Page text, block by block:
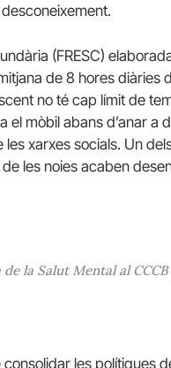
(FRESC)
de 8 hores diàries
no té cap límit de
el mòbil abans d’anar a
xarxes socials. Un
de les noies acaben
de la Salut Mental al
les polítiques